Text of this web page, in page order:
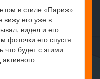
в стиле «Париж»
вижу его уже в
видел и его
фоточки его спустя
что будет с этими